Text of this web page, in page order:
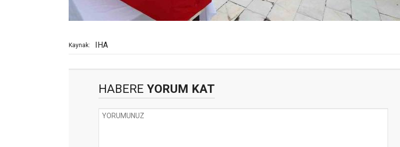
Kaynak: IHA
HABERE YORUM KAT